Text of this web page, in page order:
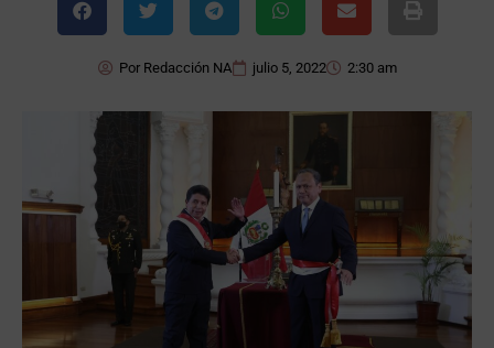
PorRedacción NA julio 5, 2022 2:30 am